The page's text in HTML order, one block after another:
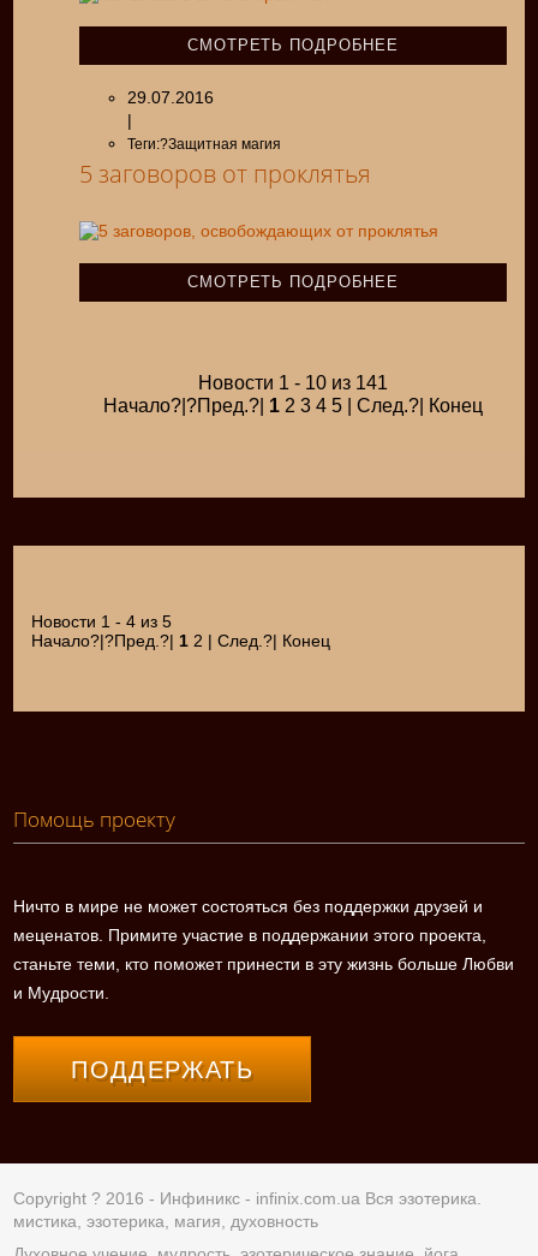
СМОТРЕТЬ ПОДРОБНЕЕ
29.07.2016
|
Теги:?Защитная магия
5 заговоров от проклятья
СМОТРЕТЬ ПОДРОБНЕЕ
Новости 1 - 10 из 141
Начало?|?Пред.?| 1 2 3 4 5 | След.?| Конец
Новости 1 - 4 из 5
Начало?|?Пред.?| 1 2 | След.?| Конец
Помощь проекту
Ничто в мире не может состояться без поддержки друзей и
меценатов. Примите участие в поддержании этого проекта,
станьте теми, кто поможет принести в эту жизнь больше Любви
и Мудрости.
ПОДДЕРЖАТЬ
Copyright ? 2016 - Инфиникс - infinix.com.ua Вся эзотерика.
мистика, эзотерика, магия, духовность